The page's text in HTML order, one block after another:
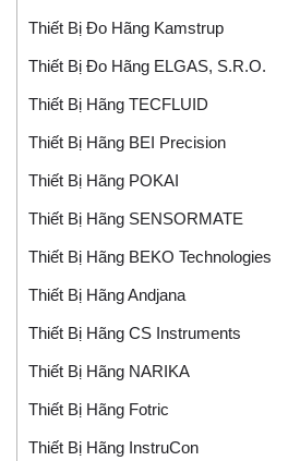
Thiết Bị Đo Hãng Kamstrup
Thiết Bị Đo Hãng ELGAS, S.r.o.
Thiết Bị Hãng TECFLUID
Thiết Bị Hãng BEI Precision
Thiết Bị Hãng POKAI
Thiết Bị Hãng SENSORMATE
Thiết Bị Hãng BEKO Technologies
Thiết Bị Hãng Andjana
Thiết Bị Hãng CS Instruments
Thiết Bị Hãng NARIKA
Thiết Bị Hãng Fotric
Thiết Bị Hãng InstruCon